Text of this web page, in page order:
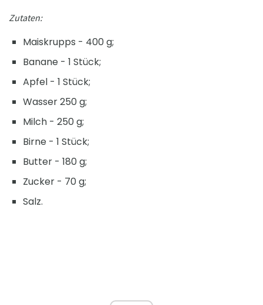
Zutaten:
Maiskrupps - 400 g;
Banane - 1 Stück;
Apfel - 1 Stück;
Wasser 250 g;
Milch - 250 g;
Birne - 1 Stück;
Butter - 180 g;
Zucker - 70 g;
Salz.